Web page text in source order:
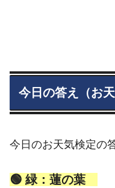
今日の答え（お天
今日のお天気検定の
🟢 緑：蓮の葉